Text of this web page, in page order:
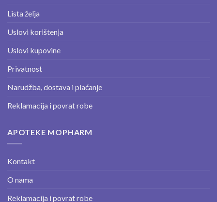
Lista želja
Uslovi korištenja
Uslovi kupovine
Privatnost
Narudžba, dostava i plaćanje
Reklamacija i povrat robe
APOTEKE MOPHARM
Kontakt
O nama
Reklamacija i povrat robe